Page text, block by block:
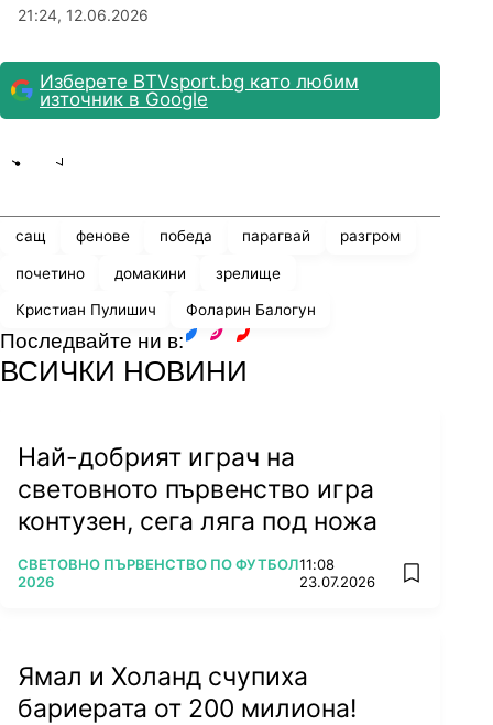
21:24, 12.06.2026
Изберете BTVsport.bg като любим
източник в Google
сащ фенове победа парагвай разгром
почетино домакини зрелище
Кристиан Пулишич Фоларин Балогун
Последвайте ни в:
ВСИЧКИ НОВИНИ
Най-добрият играч на
световното първенство игра
контузен, сега ляга под ножа
ПОВЕЧЕ ОТ
СВЕТОВНО ПЪРВЕНСТВО ПО ФУТБОЛ
2026
11:08
23.07.2026
add
Ямал и Холанд счупиха
бариерата от 200 милиона!